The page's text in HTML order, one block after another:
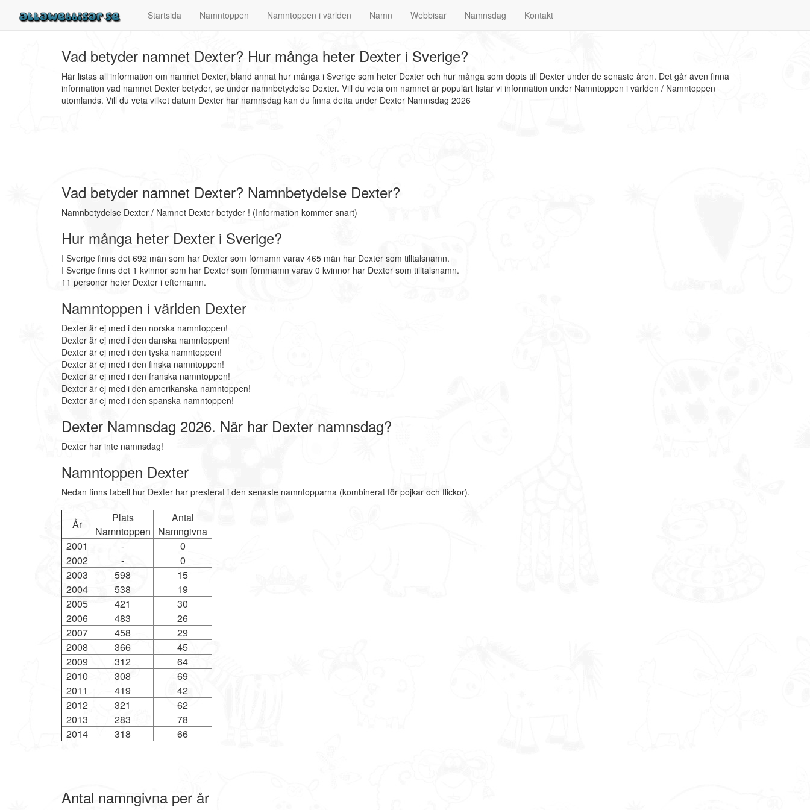
Startsida Namntoppen Namntoppen i världen Namn Webbisar Namnsdag Kontakt
Vad betyder namnet Dexter? Hur många heter Dexter i Sverige?
Här listas all information om namnet Dexter, bland annat hur många i Sverige som heter Dexter och hur många som döpts till Dexter under de senaste åren. Det går även finna
information vad namnet Dexter betyder, se under namnbetydelse Dexter. Vill du veta om namnet är populärt listar vi information under Namntoppen i världen / Namntoppen
utomlands. Vill du veta vilket datum Dexter har namnsdag kan du finna detta under Dexter Namnsdag 2026
Vad betyder namnet Dexter? Namnbetydelse Dexter?
Namnbetydelse Dexter / Namnet Dexter betyder ! (Information kommer snart)
Hur många heter Dexter i Sverige?
I Sverige finns det 692 män som har Dexter som förnamn varav 465 män har Dexter som tilltalsnamn.
I Sverige finns det 1 kvinnor som har Dexter som förnmamn varav 0 kvinnor har Dexter som tilltalsnamn.
11 personer heter Dexter i efternamn.
Namntoppen i världen Dexter
Dexter är ej med i den norska namntoppen!
Dexter är ej med i den danska namntoppen!
Dexter är ej med i den tyska namntoppen!
Dexter är ej med i den finska namntoppen!
Dexter är ej med i den franska namntoppen!
Dexter är ej med i den amerikanska namntoppen!
Dexter är ej med i den spanska namntoppen!
Dexter Namnsdag 2026. När har Dexter namnsdag?
Dexter har inte namnsdag!
Namntoppen Dexter
Nedan finns tabell hur Dexter har presterat i den senaste namntopparna (kombinerat för pojkar och flickor).
År
Plats
Namntoppen
Antal
Namngivna
2001
-
0
2002
-
0
2003
598
15
2004
538
19
2005
421
30
2006
483
26
2007
458
29
2008
366
45
2009
312
64
2010
308
69
2011
419
42
2012
321
62
2013
283
78
2014
318 66
Antal namngivna per år